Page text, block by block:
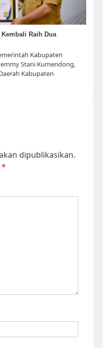
Raih Dua
Kabupaten
Stani Kumendong,
Kabupaten
dipublikasikan.
*